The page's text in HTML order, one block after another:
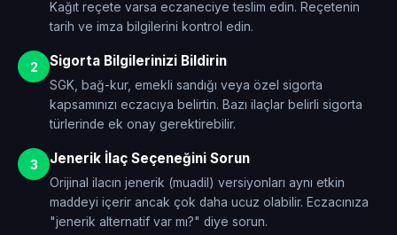
Kağıt reçete varsa eczaneciye teslim edin. Reçetenin
tarih ve imza bilgilerini kontrol edin.
2 Sigorta Bilgilerinizi Bildirin
SGK, bağ-kur, emekli sandığı veya özel sigorta
kapsamınızı eczacıya belirtin. Bazı ilaçlar belirli sigorta
türlerinde ek onay gerektirebilir.
3 Jenerik İlaç Seçeneğini Sorun
Orijinal ilacın jenerik (muadil) versiyonları aynı etkin
maddeyi içerir ancak çok daha ucuz olabilir. Eczacınıza
"jenerik alternatif var mı?" diye sorun.